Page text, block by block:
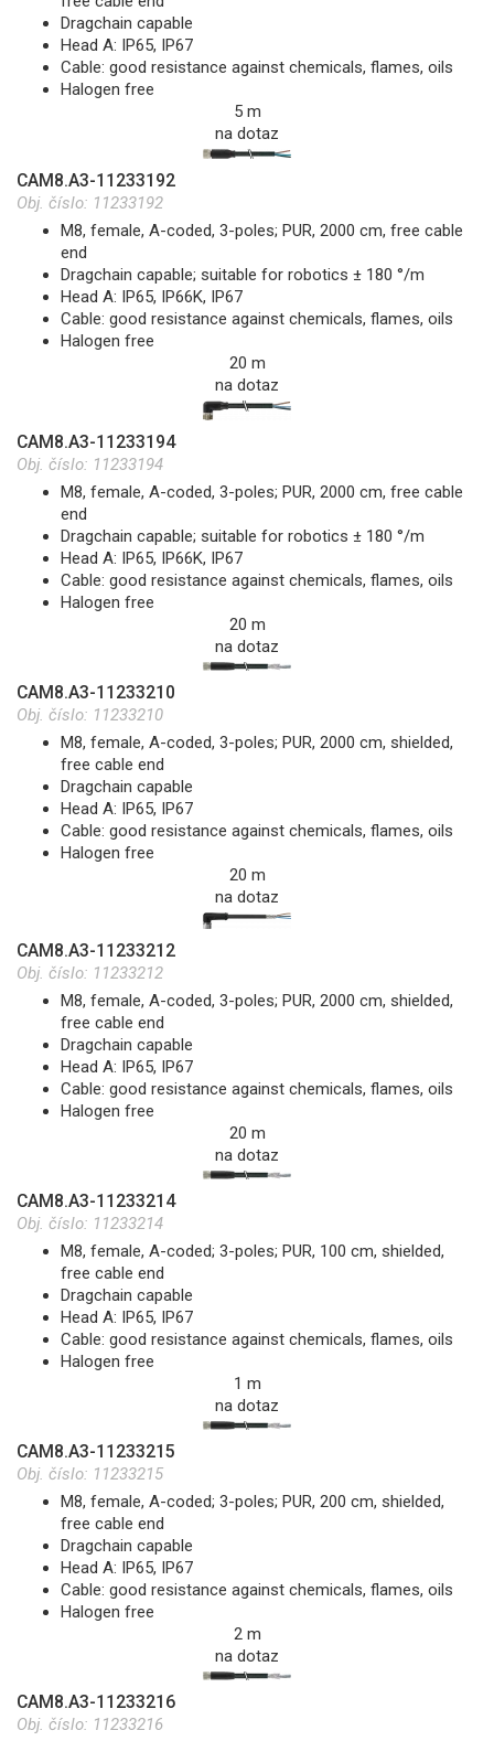
Dragchain capable
Head A: IP65, IP67
Cable: good resistance against chemicals, flames, oils
Halogen free
5 m
na dotaz
CAM8.A3-11233192
Obj. číslo: 11233192
M8, female, A-coded, 3-poles; PUR, 2000 cm, free cable
end
Dragchain capable; suitable for robotics ± 180 °/m
Head A: IP65, IP66K, IP67
Cable: good resistance against chemicals, flames, oils
Halogen free
20 m
na dotaz
CAM8.A3-11233194
Obj. číslo: 11233194
M8, female, A-coded, 3-poles; PUR, 2000 cm, free cable
end
Dragchain capable; suitable for robotics ± 180 °/m
Head A: IP65, IP66K, IP67
Cable: good resistance against chemicals, flames, oils
Halogen free
20 m
na dotaz
CAM8.A3-11233210
Obj. číslo: 11233210
M8, female, A-coded, 3-poles; PUR, 2000 cm, shielded,
free cable end
Dragchain capable
Head A: IP65, IP67
Cable: good resistance against chemicals, flames, oils
Halogen free
20 m
na dotaz
CAM8.A3-11233212
Obj. číslo: 11233212
M8, female, A-coded, 3-poles; PUR, 2000 cm, shielded,
free cable end
Dragchain capable
Head A: IP65, IP67
Cable: good resistance against chemicals, flames, oils
Halogen free
20 m
na dotaz
CAM8.A3-11233214
Obj. číslo: 11233214
M8, female, A-coded; 3-poles; PUR, 100 cm, shielded,
free cable end
Dragchain capable
Head A: IP65, IP67
Cable: good resistance against chemicals, flames, oils
Halogen free
1 m
na dotaz
CAM8.A3-11233215
Obj. číslo: 11233215
M8, female, A-coded; 3-poles; PUR, 200 cm, shielded,
free cable end
Dragchain capable
Head A: IP65, IP67
Cable: good resistance against chemicals, flames, oils
Halogen free
2 m
na dotaz
CAM8.A3-11233216
Obj. číslo: 11233216